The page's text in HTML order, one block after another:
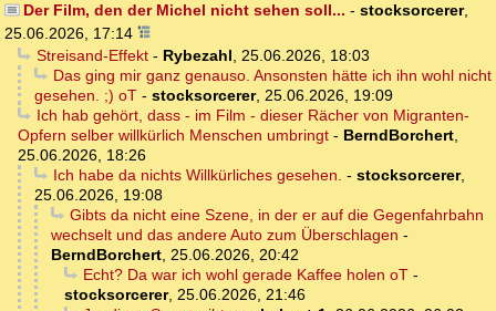
Der Film, den der Michel nicht sehen soll... - stocksorcerer,
25.06.2026, 17:14
Streisand-Effekt- Rybezahl, 25.06.2026, 18:03
Das ging mir ganz genauso. Ansonsten hätte ich ihn wohl nicht
gesehen. ;) oT - stocksorcerer, 25.06.2026, 19:09
Ich hab gehört, dass - im Film - dieser Rächer von Migranten-
Opfern selber willkürlich Menschen umbringt - BerndBorchert,
25.06.2026, 18:26
Ich habe da nichts Willkürliches gesehen. - stocksorcerer,
25.06.2026, 19:08
Gibts da nicht eine Szene, in der er auf die Gegenfahrbahn
wechselt und das andere Auto zum Überschlagen -
BerndBorchert, 25.06.2026, 20:42
Echt? Da war ich wohl gerade Kaffee holen oT-
stocksorcerer, 25.06.2026, 21:46